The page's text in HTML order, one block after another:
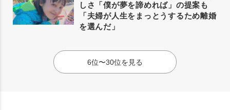
しさ「僕が夢を諦めれば」の提案も
「夫婦が人生をまっとうするため離婚
を選んだ」
6位〜30位を見る